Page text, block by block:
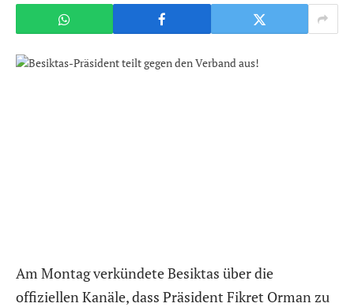
Am Montag verkündete Besiktas über die
offiziellen Kanäle, dass Präsident Fikret Orman zu